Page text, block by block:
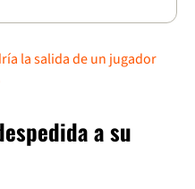
la salida de un jugador
a su